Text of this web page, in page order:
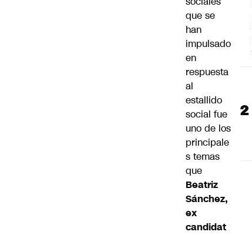
que se
han
impulsado
en
respuesta
al
estallido
social fue
uno de los
principale
s temas
que
Beatriz
Sánchez,
ex
candidat